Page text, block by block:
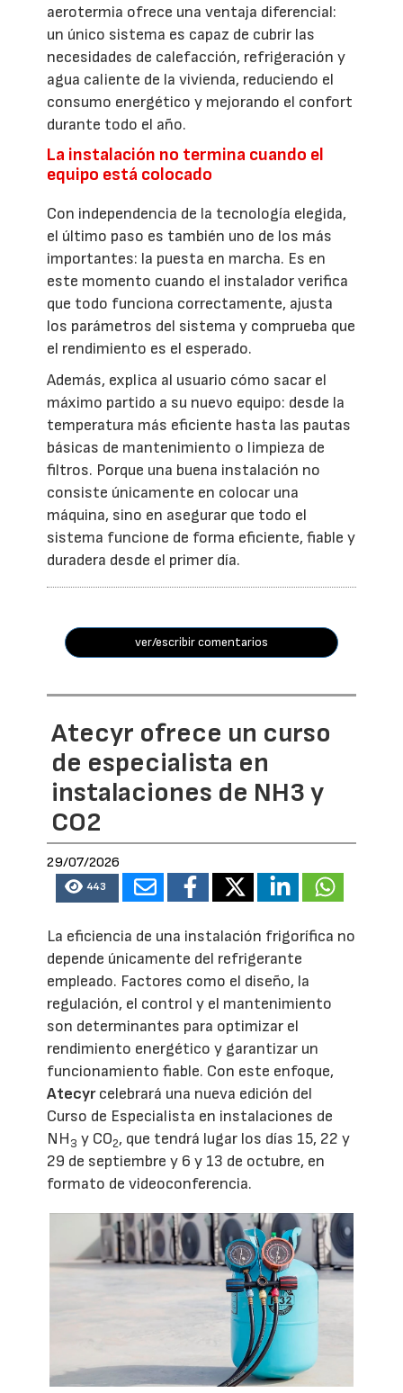
aerotermia ofrece una ventaja diferencial:
un único sistema es capaz de cubrir las
necesidades de calefacción, refrigeración y
agua caliente de la vivienda, reduciendo el
consumo energético y mejorando el confort
durante todo el año.
La instalación no termina cuando el
equipo está colocado
Con independencia de la tecnología elegida,
el último paso es también uno de los más
importantes: la puesta en marcha. Es en
este momento cuando el instalador verifica
que todo funciona correctamente, ajusta
los parámetros del sistema y comprueba que
el rendimiento es el esperado.
Además, explica al usuario cómo sacar el
máximo partido a su nuevo equipo: desde la
temperatura más eficiente hasta las pautas
básicas de mantenimiento o limpieza de
filtros. Porque una buena instalación no
consiste únicamente en colocar una
máquina, sino en asegurar que todo el
sistema funcione de forma eficiente, fiable y
duradera desde el primer día.
ver/escribir comentarios
Atecyr ofrece un curso
de especialista en
instalaciones de NH3 y
CO2
29/07/2026
443
La eficiencia de una instalación frigorífica no
depende únicamente del refrigerante
empleado. Factores como el diseño, la
regulación, el control y el mantenimiento
son determinantes para optimizar el
rendimiento energético y garantizar un
funcionamiento fiable. Con este enfoque,
Atecyrcelebrará una nueva edición del
Curso de Especialista en instalaciones de
NH3 y CO2, que tendrá lugar los días 15, 22 y
29 de septiembre y 6 y 13 de octubre, en
formato de videoconferencia.